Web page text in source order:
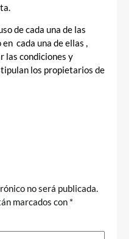
de cada una de las
cada una de ellas ,
las condiciones y
los propietarios de
no será publicada.
marcados con *